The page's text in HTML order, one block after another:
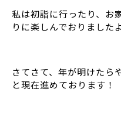
私は初詣に行ったり、お
りに楽しんでおりました
さてさて、年が明けたら
と現在進めております！